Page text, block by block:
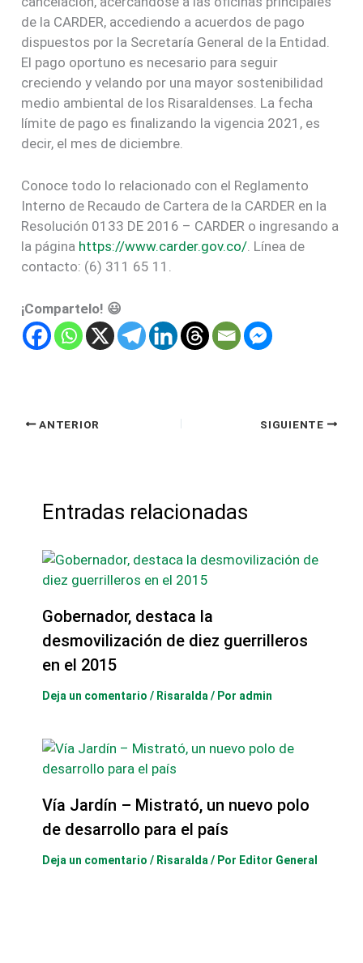
de la CARDER, accediendo a acuerdos de pago
dispuestos por la Secretaría General de la Entidad.
El pago oportuno es necesario para seguir
creciendo y velando por una mayor sostenibilidad
medio ambiental de los Risaraldenses. La fecha
límite de pago es finalizando la vigencia 2021, es
decir, el mes de diciembre.
Conoce todo lo relacionado con el Reglamento
Interno de Recaudo de Cartera de la CARDER en la
Resolución 0133 DE 2016 – CARDER o ingresando a
la página https://www.carder.gov.co/ . Línea de
contacto: (6) 311 65 11.
¡Compartelo! 😃
ANTERIOR SIGUIENTE
Entradas relacionadas
Gobernador, destaca la
desmovilización de diez guerrilleros
en el 2015
Deja un comentario / Risaralda / Por admin
Vía Jardín – Mistrató, un nuevo polo
de desarrollo para el país
Deja un comentario / Risaralda / Por Editor General